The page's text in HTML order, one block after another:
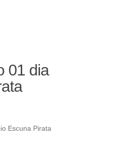
01 dia
Escuna Pirata